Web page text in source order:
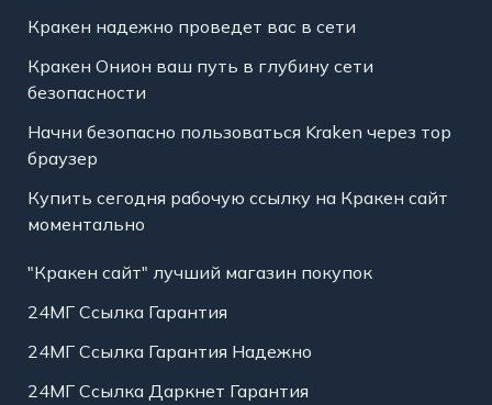
Кракен надежно проведет вас в сети
Кракен Онион ваш путь в глубину сети
безопасности
Начни безопасно пользоваться Kraken через тор
браузер
Купить сегодня рабочую ссылку на Кракен сайт
моментально
"Кракен сайт" лучший магазин покупок
24МГ Ссылка Гарантия
24МГ Ссылка Гарантия Надежно
24МГ Ссылка Даркнет Гарантия